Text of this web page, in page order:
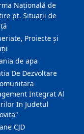
Națională de
pt. Situații de
Proiecte și
de apa
De Dezvoltare
Integrat Al
In Judetul
CJD